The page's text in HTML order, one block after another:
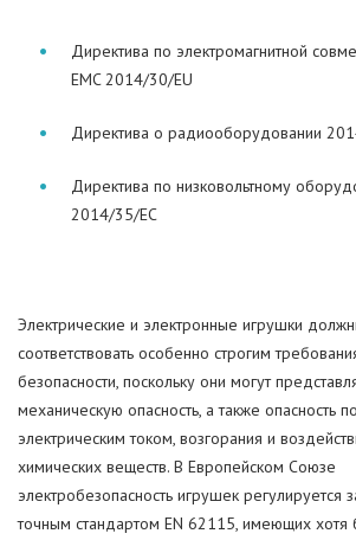
Директива по электромагнитной
EMC 2014/30/EU
Директива о радиооборудовании
Директива по низковольтному
2014/35/ЕС
Электрические и электронные игрушки
соответствовать особенно строгим
безопасности, поскольку они могут
механическую опасность, а также опасность
электрическим током, возгорания и
химических веществ. В Европейском Союзе
электробезопасность игрушек регулируется
точным стандартом EN 62115, имеющих